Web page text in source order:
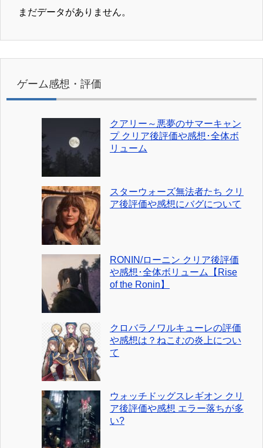
まだデータがありません。
ゲーム感想・評価
クアリー～悪夢のサマーキャン
プ クリア後評価や感想･全体ボ
リューム
スターウォーズ無法者たち クリ
ア後評価や感想にバグについて
RONIN/ローニン クリア後評価
や感想･全体ボリューム【Rise
of the Ronin】
クロバラノワルキューレの評価
や感想は？ねこむの炎上につい
て
ウォッチドッグスレギオン クリ
ア後評価や感想 エラー落ちが多
い?